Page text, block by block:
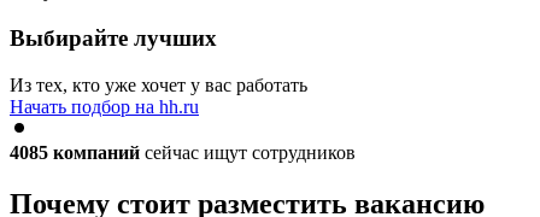
Выбирайте лучших
Из тех, кто уже хочет у вас работать
Начать подбор на hh.ru
4085 компаний сейчас ищут сотрудников
Почему стоит разместить вакансию